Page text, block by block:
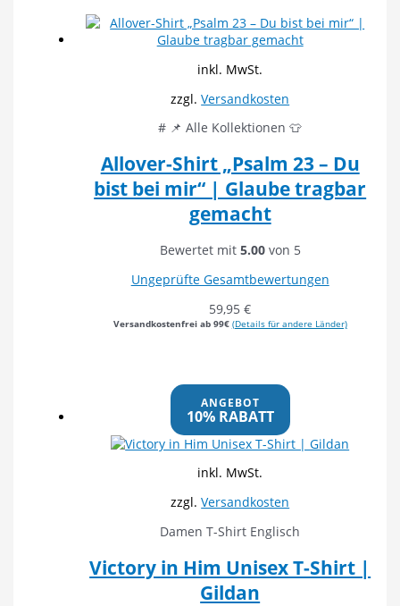
inkl. MwSt.
zzgl.Versandkosten
# 📌 Alle Kollektionen 👕
Allover-Shirt „Psalm 23 – Du
bist bei mir“ | Glaube tragbar
gemacht
Bewertet mit 5.00von 5
Ungeprüfte Gesamtbewertungen
59,95€
Versandkostenfrei ab 99€ (Details für andere Länder)
ANGEBOT
10% RABATT
inkl. MwSt.
zzgl.Versandkosten
Damen T-Shirt Englisch
Victory in Him Unisex T-Shirt |
Gildan